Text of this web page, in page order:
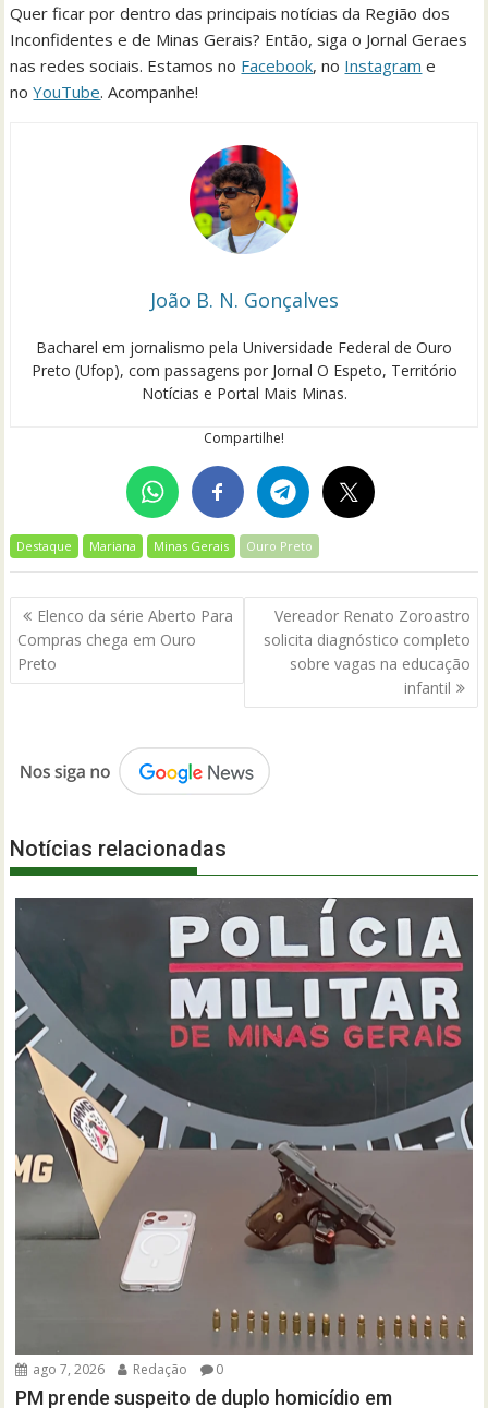
Quer ficar por dentro das principais notícias da Região dos
Inconfidentes e de Minas Gerais? Então, siga o Jornal Geraes
nas redes sociais. Estamos no Facebook, no Instagram e
noYouTube. Acompanhe!
João B. N. Gonçalves
Bacharel em jornalismo pela Universidade Federal de Ouro
Preto (Ufop), com passagens por Jornal O Espeto, Território
Notícias e Portal Mais Minas.
Compartilhe!
Destaque Mariana Minas Gerais Ouro Preto
Navegação
de
Post
Elenco da série Aberto Para
Compras chega em Ouro
Preto
Vereador Renato Zoroastro
solicita diagnóstico completo
sobre vagas na educação
infantil
Notícias relacionadas
ago 7, 2026 Redação 0
PM prende suspeito de duplo homicídio em